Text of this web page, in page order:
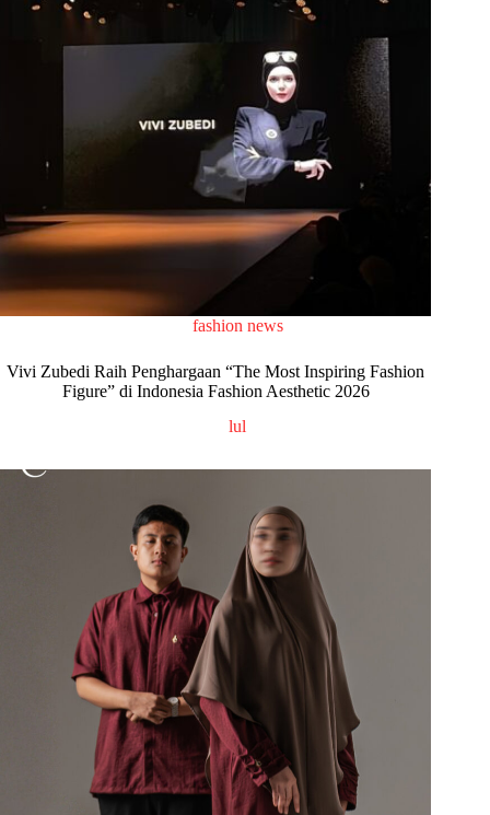
fashion news
Vivi Zubedi Raih Penghargaan “The Most Inspiring Fashion
Figure” di Indonesia Fashion Aesthetic 2026
lul